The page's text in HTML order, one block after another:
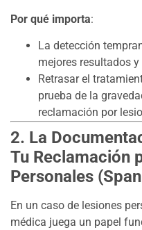
Por qué importa:
La detección
mejores resultados
Retrasar el
prueba de la
reclamación por
2. La
Tu Reclamación
Personales
En un caso de lesiones
médica juega un papel